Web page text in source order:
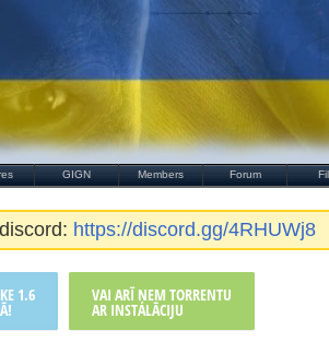
GIGN Members Forum
https://discord.gg/4RHUWj8
1.6 VAI ARĪ ŅEM TORRENTU
AR INSTALĀCIJU